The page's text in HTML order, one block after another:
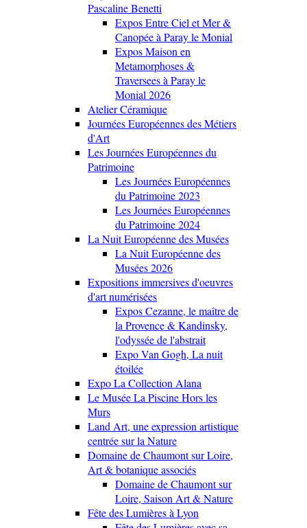
Pascaline Benetti
Expos Entre Ciel et Mer &
Canopée à Paray le Monial
Expos Maison en
Metamorphoses &
Traversees à Paray le
Monial 2026
Atelier Céramique
Journées Européennes des Métiers
d'Art
Les Journées Européennes du
Patrimoine
Les Journées Européennes
du Patrimoine 2023
Les Journées Européennes
du Patrimoine 2024
La Nuit Européenne des Musées
La Nuit Européenne des
Musées 2026
Expositions immersives d'oeuvres
d'art numérisées
Expos Cezanne, le maître de
la Provence & Kandinsky,
l'odyssée de l'abstrait
Expo Van Gogh, La nuit
étoilée
Expo La Collection Alana
Le Musée La Piscine Hors les
Murs
Land Art, une expression artistique
centrée sur la Nature
Domaine de Chaumont sur Loire,
Art & botanique associés
Domaine de Chaumont sur
Loire, Saison Art & Nature
Fête des Lumières à Lyon